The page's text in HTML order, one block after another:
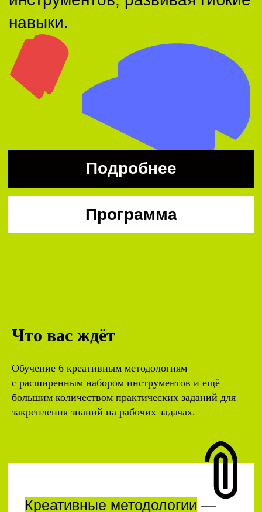
Подробнее
Программа
Что вас ждёт
Обучение 6 креативным методологиям
с расширенным набором инструментов и ещё
большим количеством практических заданий для
закрепления знаний на рабочих задачах.
и помогают найти решение
в сложных и нестандартных
ограниченных ресурсов или
когда фантазия отказывается
работать.
Повышение цены 3
сентября